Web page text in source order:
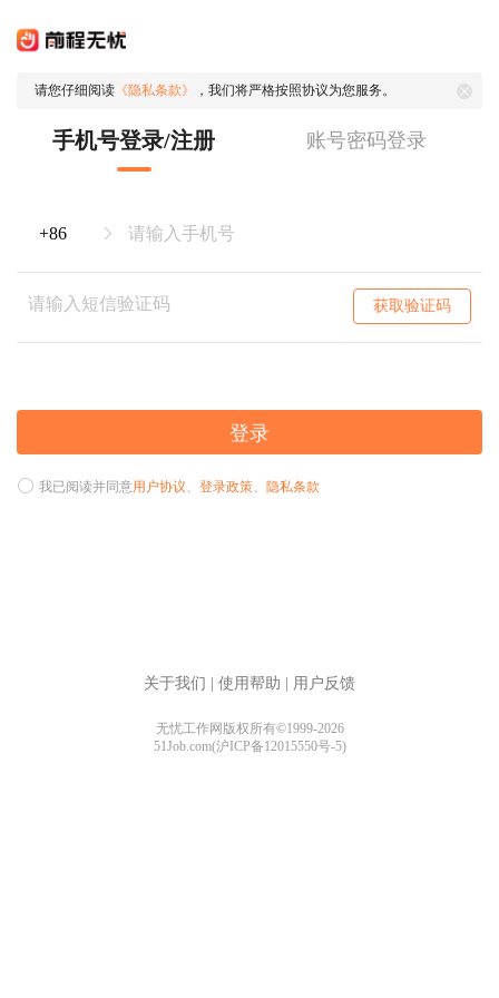
请您仔细阅读 《隐私条款》 ，我们将严格按照协议为您服务。
手机号登录/注册 账号密码登录
获取验证码
登录
我已阅读并同意用户协议、 登录政策、 隐私条款
关于我们 使用帮助 用户反馈
无忧工作网版权所有©1999-2026
51Job.com(沪ICP备12015550号-5)